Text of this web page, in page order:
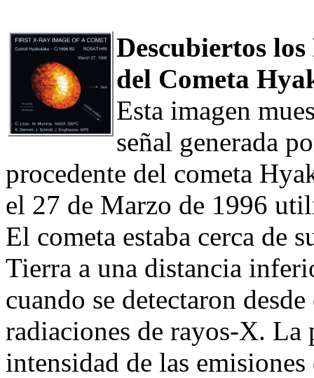
Descubiertos
del Cometa
Esta imagen
señal generada
procedente del cometa
el 27 de Marzo de 1996
El cometa estaba cerca de
Tierra a una distancia
cuando se detectaron
radiaciones de rayos-X. La
intensidad de las